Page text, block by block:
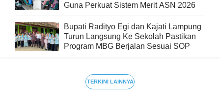
Guna Perkuat Sistem Merit ASN 2026
Bupati Radityo Egi dan Kajati Lampung
Turun Langsung Ke Sekolah Pastikan
Program MBG Berjalan Sesuai SOP
TERKINI LAINNYA